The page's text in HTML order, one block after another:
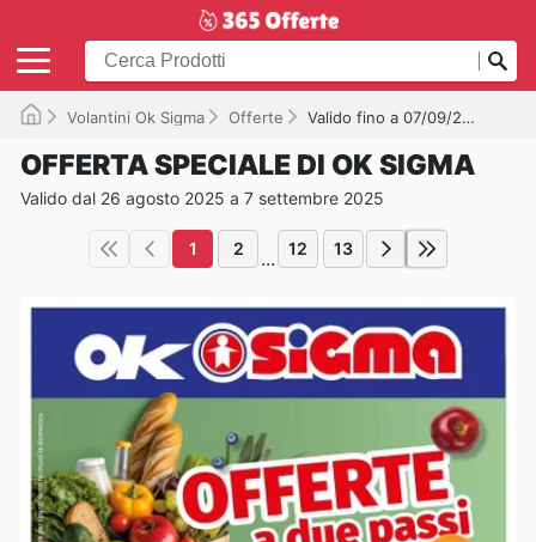
Volantini Ok Sigma Offerte Valido fino a 07/09/2025
OFFERTA SPECIALE DI OK SIGMA
Valido dal 26 agosto 2025 a 7 settembre 2025
1 2 ... 12 13